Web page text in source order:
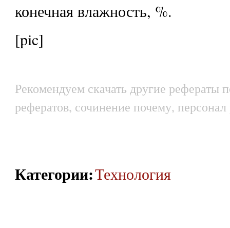
конечная влажность, %.
[pic]
Рекомендуем скачать другие рефераты
рефератов, сочинение почему, персонал
Категории:Технология